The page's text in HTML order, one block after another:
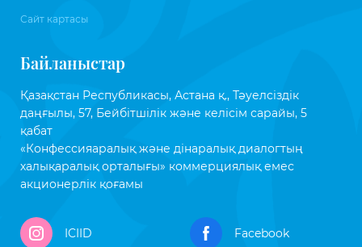
Сайт картасы
Байланыстар
Қазақстан Республикасы, Астана қ., Тәуелсіздік
даңғылы, 57, Бейбітшілік және келісім сарайы, 5
қабат
«Конфессияаралық және дінаралық диалогтың
халықаралық орталығы» коммерциялық емес
акционерлік қоғамы
ICIID Facebook